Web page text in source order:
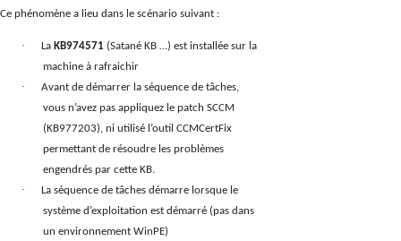
Ce phénomène a lieu dans le scénario suivant :
· La KB974571 (Satané KB …) est installée sur la
machine à rafraichir
·
Avant de démarrer la séquence de tâches,
vous n’avez pas appliquez le patch SCCM
(KB977203), ni utilisé l’outil CCMCertFix
permettant de résoudre les problèmes
engendrés par cette KB.
·
La séquence de tâches démarre lorsque le
système d’exploitation est démarré (pas dans
un environnement WinPE)